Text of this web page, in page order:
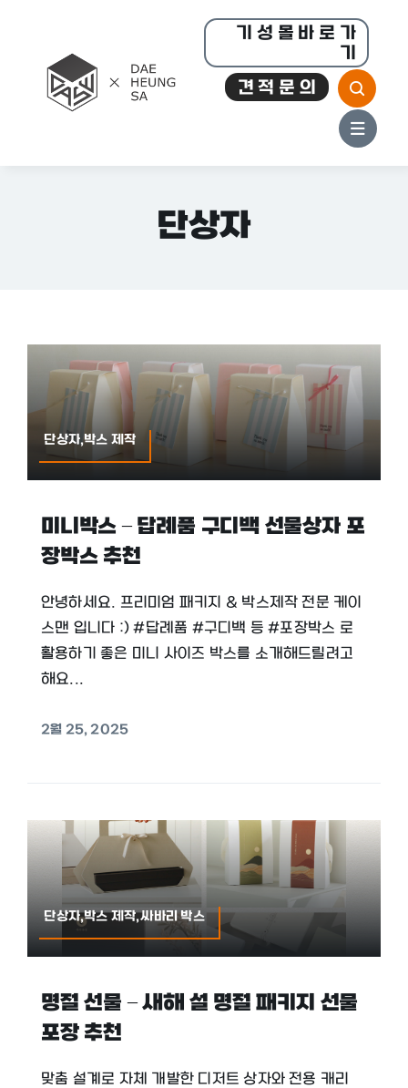
뛰
기 성 몰 바 로 가
기
견 적 문 의
단상자
단상자,박스 제작
미니박스 – 답례품 구디백 선물상자 포
장박스 추천
안녕하세요. 프리미엄 패키지 & 박스제작 전문 케이
스맨 입니다 :) #답례품 #구디백 등 #포장박스 로
활용하기 좋은 미니 사이즈 박스를 소개해드릴려고
해요...
2월 25, 2025
단상자,박스 제작,싸바리 박스
명절 선물 – 새해 설 명절 패키지 선물
포장 추천
맞춤 설계로 자체 개발한 디저트 상자와 전용 캐리